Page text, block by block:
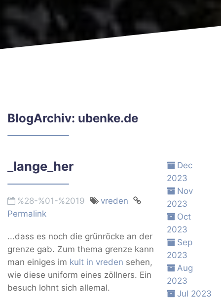
BlogArchiv: ubenke.de
_lange_her
%28-%01-%2019
vreden
Permalink
...dass es noch die grünröcke an der
grenze gab. Zum thema grenze kann
man einiges im kult in vreden sehen,
wie diese uniform eines zöllners. Ein
besuch lohnt sich allemal.
Dec
2023
Nov
2023
Oct
2023
Sep
2023
Aug
2023
Jul 2023